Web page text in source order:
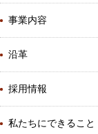
事業内容
沿革
採用情報
私たちにできること